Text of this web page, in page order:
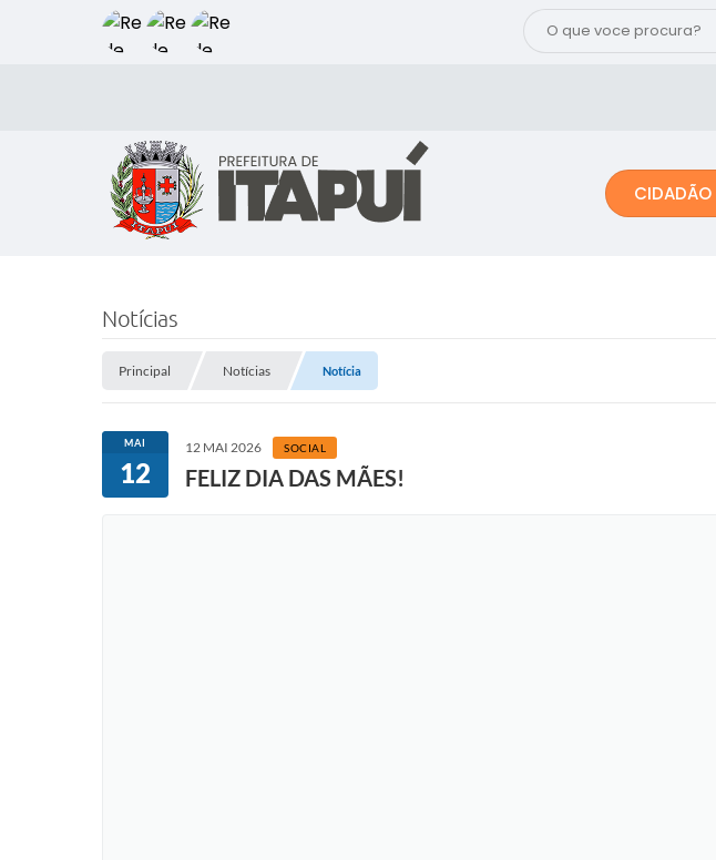
CIDADÃO
Notícias
Principal Notícias Notícia
MAI
12
12 MAI 2026 SOCIAL
FELIZ DIA DAS MÃES!